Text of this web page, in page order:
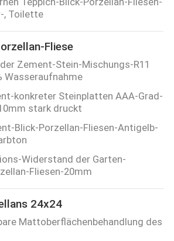
, Toilette
Fliese
Zement-Stein-Mischungs-R11
Wasseraufnahme
konkreter Steinplatten AAA-Grad-
stark druckt
Blick-Porzellan-Fliesen-Antigelb-
Widerstand der Garten-
Fliesen-20mm
24x24
Mattoberflächenbehandlung des